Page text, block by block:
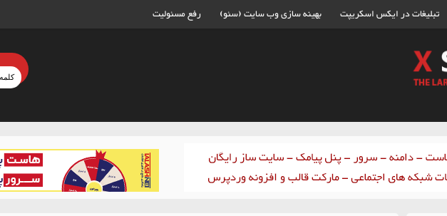
تبلیغات در ایکس اسکریپت بهینه سازی وب سایت (سئو) رفع مسئولیت